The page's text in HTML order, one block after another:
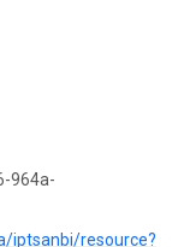
964a-
iptsanbi/resource?